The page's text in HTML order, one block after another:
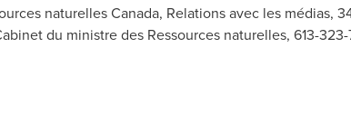
naturelles Canada, Relations avec les médias,
du ministre des Ressources naturelles, 613-